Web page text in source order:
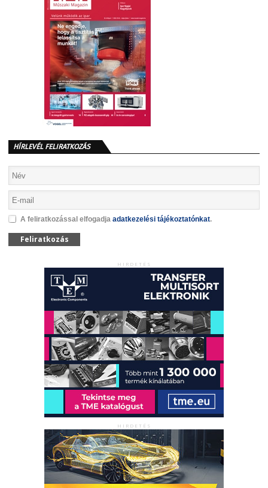
HÍRLEVÉL FELIRATKOZÁS
A feliratkozással elfogadja adatkezelési tájékoztatónkat.
Feliratkozás
HIRDETÉS
HIRDETÉS